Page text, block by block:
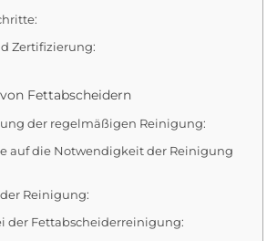
Zertifizierung:
Fettabscheidern
der regelmäßigen Reinigung:
auf die Notwendigkeit der Reinigung
Reinigung:
der Fettabscheiderreinigung: